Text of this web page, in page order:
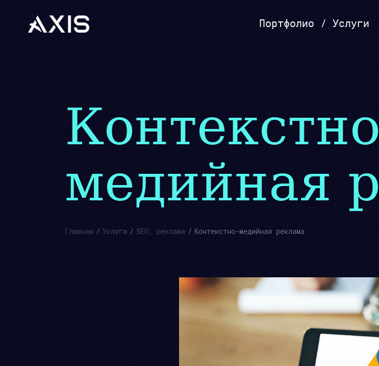
Портфолио / Услуги
медийная
Главная Услуги SEO, реклама Контекстно-медийная реклама